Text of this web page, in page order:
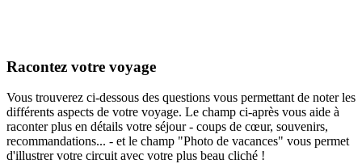
Racontez votre voyage
Vous trouverez ci-dessous des questions vous permettant de noter les
différents aspects de votre voyage. Le champ ci-après vous aide à
raconter plus en détails votre séjour - coups de cœur, souvenirs,
recommandations... - et le champ "Photo de vacances" vous permet
d'illustrer votre circuit avec votre plus beau cliché !